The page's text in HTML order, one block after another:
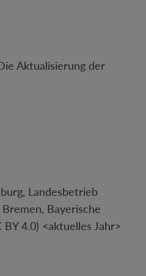
Aktualisierung der
Landesbetrieb
Bayerische
4.0) <aktuelles Jahr>